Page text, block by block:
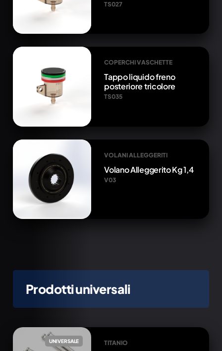
TS027
COPERCHI VASCHETTE
Tappo liquido freno
posteriore tricolore
TS035
VOLANI ALLEGGERITI
Volano Alleggerito Kg 1,4
V03
Prodotti universali
UNIVERSALE TITANIO